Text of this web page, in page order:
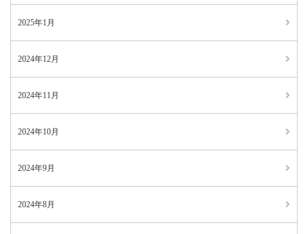
2025年1月
2024年12月
2024年11月
2024年10月
2024年9月
2024年8月